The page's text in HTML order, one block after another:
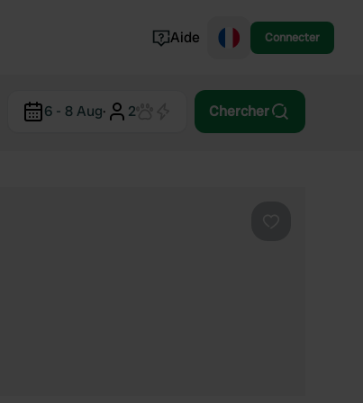
Aide Connecter
6 - 8 Aug· 2 Chercher